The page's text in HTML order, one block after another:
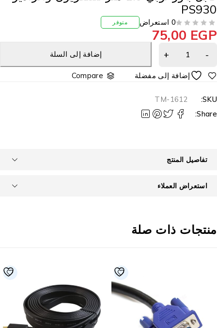
0 استعراض متوفر
75,00
إضافة إلى السلة
Compare
TM-1612
تفاصيل المنتج
استعراض العملاء
ذات صلة